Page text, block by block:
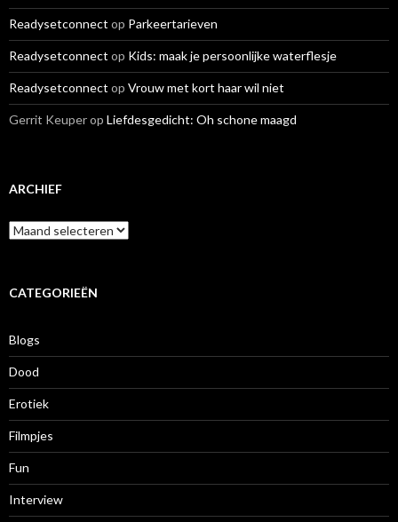
Readysetconnect op Parkeertarieven
Readysetconnect op Kids: maak je persoonlijke waterflesje
Readysetconnect op Vrouw met kort haar wil niet
Gerrit Keuperop Liefdesgedicht: Oh schone maagd
ARCHIEF
A
r
iCATEGORIEËN
Blogs
Dood
Erotiek
Filmpjes
Fun
Interview